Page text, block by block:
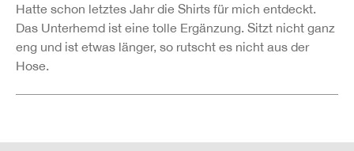
Hatte schon letztes Jahr die Shirts für mich entdeckt.
Das Unterhemd ist eine tolle Ergänzung. Sitzt nicht ganz
eng und ist etwas länger, so rutscht es nicht aus der
Hose.